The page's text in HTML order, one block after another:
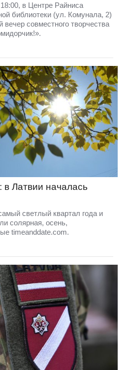
в Центре Райниса
библиотеки (ул. Комунала, 2)
вечер совместного творчества
в Латвии началась
светлый квартал года и
солярная, осень,
timeanddate.com.